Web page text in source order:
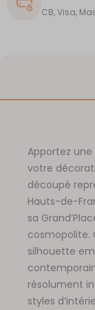
CB, Visa,
Apportez
votre
découpé
Hauts-de-
sa
cosmopolite.
silhouette
résolument
styles